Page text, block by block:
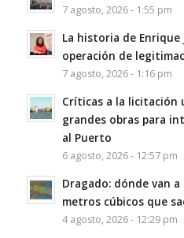
7 agosto, 2026 - 1:55 pm
La historia de Enrique
operación de
7 agosto, 2026 - 1:16 pm
Críticas a la licitación
grandes obras para
al Puerto
6 agosto, 2026 - 12:57 pm
Dragado: dónde van
metros cúbicos que
4 agosto, 2026 - 12:29 pm